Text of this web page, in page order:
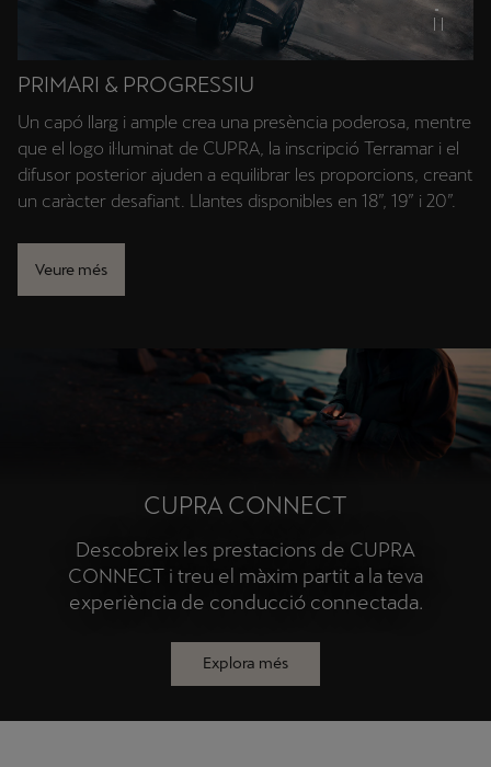
PRIMARI & PROGRESSIU
Un capó llarg i ample crea una presència poderosa, mentre
que el logo il·luminat de CUPRA, la inscripció Terramar i el
difusor posterior ajuden a equilibrar les proporcions, creant
un caràcter desafiant. Llantes disponibles en 18”, 19” i 20”.
Veure més
CUPRA CONNECT
Descobreix les prestacions de CUPRA
CONNECT i treu el màxim partit a la teva
experiència de conducció connectada.
Explora més